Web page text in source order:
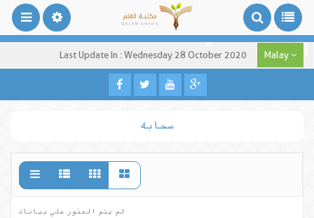
Last Update In : Wednesday 28 October 2020 Malay
صحابه
لم يتم العثور علي بيانات